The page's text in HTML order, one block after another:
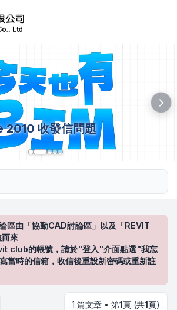
2010 收發信問題
由「協勤CAD討論區」以及「REVIT
來
club的帳號，請於"登入"介面點選"我忘
當時的信箱，收信後重設新密碼或重新註
1 篇文章 • 第1頁 (共1頁)